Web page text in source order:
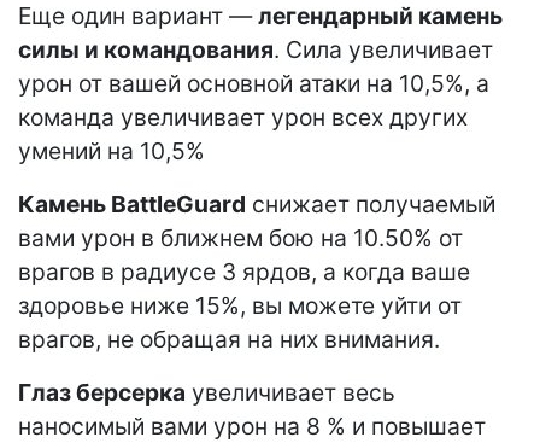
Еще один вариант —легендарный камень
силы и командования. Сила увеличивает
урон от вашей основной атаки на 10,5%, а
команда увеличивает урон всех других
умений на 10,5%
Камень BattleGuard снижает получаемый
вами урон в ближнем бою на 10.50% от
врагов в радиусе 3 ярдов, а когда ваше
здоровье ниже 15%, вы можете уйти от
врагов, не обращая на них внимания.
Глаз берсерка увеличивает весь
наносимый вами урон на 8 % и повышает